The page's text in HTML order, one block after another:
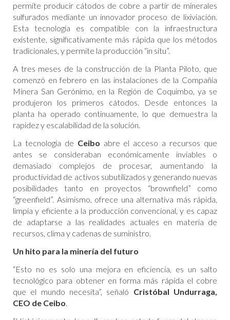
permite producir cátodos de cobre a partir de minerales
sulfurados mediante un innovador proceso de lixiviación.
Esta tecnología es compatible con la infraestructura
existente, significativamente más rápida que los métodos
tradicionales, y permite la producción “in situ”.
A tres meses de la construcción de la Planta Piloto, que
comenzó en febrero en las instalaciones de la Compañía
Minera San Gerónimo, en la Región de Coquimbo, ya se
produjeron los primeros cátodos. Desde entonces la
planta ha operado continuamente, lo que demuestra la
rapidez y escalabilidad de la solución.
La tecnología de Ceibo abre el acceso a recursos que
antes se consideraban económicamente inviables o
demasiado complejos de procesar, aumentando la
productividad de activos subutilizados y generando nuevas
posibilidades tanto en proyectos “brownfield” como
“greenfield”. Asimismo, ofrece una alternativa más rápida,
limpia y eficiente a la producción convencional, y es capaz
de adaptarse a las realidades actuales en materia de
recursos, clima y cadenas de suministro.
Un hito para la minería del futuro
“Esto no es solo una mejora en eficiencia, es un salto
tecnológico para obtener en forma más rápida el cobre
que el mundo necesita”, señaló Cristóbal Undurraga,
CEO de Ceibo.